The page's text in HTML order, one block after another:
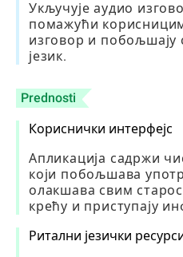
Укључује аудио
помажући
изговор и побољшају
језик.
Prednosti
Кориснички интерфејс
Апликација садржи
који побољшава
олакшава свим
крећу и приступају
Ритални језички